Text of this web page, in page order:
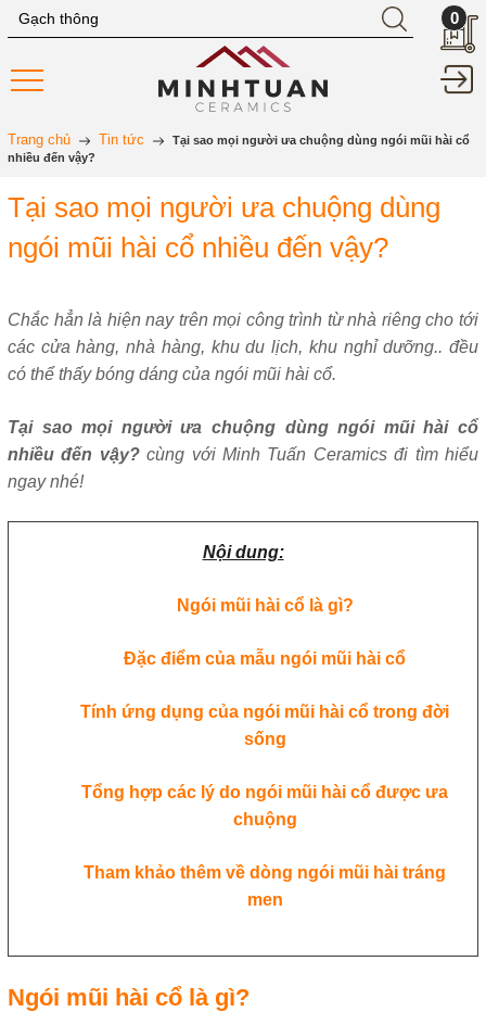
0
Trang chủ Tin tức
Tại sao mọi người ưa chuộng dùng ngói mũi hài cổ
nhiều đến vậy?
Tại sao mọi người ưa chuộng dùng
ngói mũi hài cổ nhiều đến vậy?
Chắc hẳn là hiện nay trên mọi công trình từ nhà riêng cho tới
các cửa hàng, nhà hàng, khu du lịch, khu nghỉ dưỡng.. đều
có thể thấy bóng dáng của ngói mũi hài cổ.
Tại sao mọi người ưa chuộng dùng ngói mũi hài cổ
nhiều đến vậy?cùng với Minh Tuấn Ceramics đi tìm hiểu
ngay nhé!
Nội dung:
Ngói mũi hài cổ là gì?
Đặc điểm của mẫu ngói mũi hài cổ
Tính ứng dụng của ngói mũi hài cổ trong đời
sống
Tổng hợp các lý do ngói mũi hài cổ được ưa
chuộng
Tham khảo thêm về dòng ngói mũi hài tráng
men
Ngói mũi hài cổ là gì?